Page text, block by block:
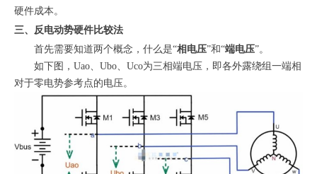
硬件成本。
三、反电动势硬件比较法
首先需要知道两个概念，什么是“相电压”和“端电压”。
如下图，Uao、Ubo、Uco为三相端电压，即各外露绕组一端相
对于零电势参考点的电压。